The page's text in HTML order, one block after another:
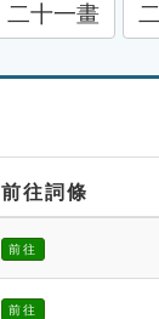
二十一畫
前往詞條
前往
前往